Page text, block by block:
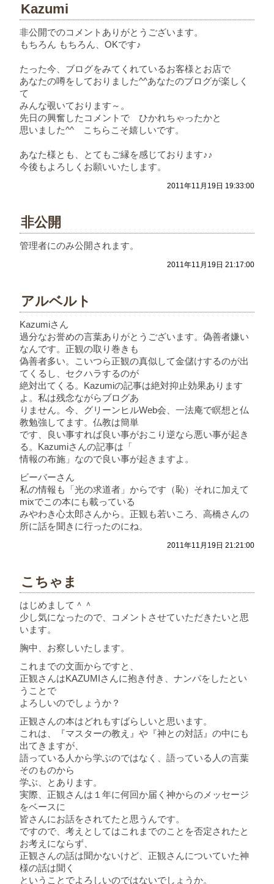
Kazumi
非公開でのコメントありがとうございます。
もちろん もちろん、OKです♪
たった今、ブログをみてくれているお客様とお店で
あなたの噂をしておりました^^あなたのブログが楽しく
て
みんな覗いております～。
先日の興奮したコメントで ひかれちゃったかと
思いました^^ こちらこそ嬉しいです。
あなた様とも、とてもご縁を感じております♪♪
今後もよろしくお願いいたします。
2011年11月19日 19:33:00
非公開
管理者にのみ公開されます。
2011年11月19日 21:17:00
アルベルト
Kazumiさん
過分なお誉めの言葉ありがとうございます。偽善者嫌い
なんです。正観の取り巻きも
偽善者多い。こいつら正観の真似して金儲けするのが出
てくるし、セクハラするのが
絶対出てくる。Kazumiの記事は絶対抑止効果あります
よ。私は残念ながらブログあ
りません。今、グリーンヒルWeb会、一法庵で瞑想と仏
教勉強してます。仏教は簡単
です、良い事すれば良い事がおこり逆なら悪い事が起き
る。Kazumiさんの記事は「
情報の布施」なので良い事が起きますよ。
ビーバーさん
私の情報も「光の求道者」からです（恥）それに加えて
mixでこの本にも載っている
みやわき心太郎さんから。正観も若いころ、高橋さんの
所に話を聞きに行ったのにね。
2011年11月19日 21:21:00
こちゃま
はじめまして＾＾
少し気になったので、コメントさせていただきたいと思
います。
胸中、お察しいたします。
これまでの文面からですと、
正観さんはKAZUMIさんに抱き付き、ナンパをしたとい
うことで
よろしいのでしょうか？
正観さんの本はどれもすばらしいと思います。
これは、『マスターの教え』や『神との対話』の中にも
出てきますが、
語っている人から学ぶのではなく、語っている人の言葉
そのものから
学ぶ、とあります。
実際、正観さんは１年に何回か届く神からのメッセージ
をベースに
皆さんにお話をされてたと思うんです。
ですので、考えとしてはこれまでのことを否定されたと
お考えにならず、
正観さんの話は聞かないけど、正観さんについていた神
様の話は聞く
ということでよろしいのではないでしょうか。